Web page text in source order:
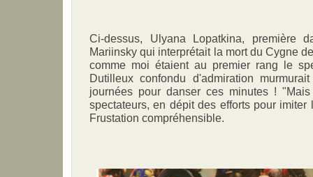
Ci-dessus, Ulyana Lopatkina, première
Mariinsky qui interprétait la mort du Cygne
comme moi étaient au premier rang le
Dutilleux confondu d'admiration
journées pour danser ces minutes !
spectateurs, en dépit des efforts pour
Frustation compréhensible.